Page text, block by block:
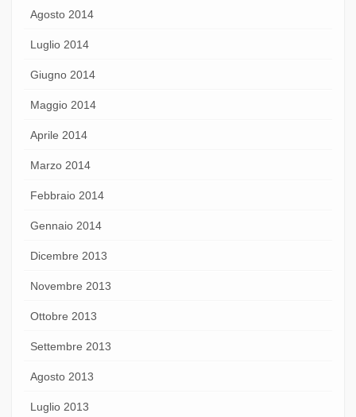
Agosto 2014
Luglio 2014
Giugno 2014
Maggio 2014
Aprile 2014
Marzo 2014
Febbraio 2014
Gennaio 2014
Dicembre 2013
Novembre 2013
Ottobre 2013
Settembre 2013
Agosto 2013
Luglio 2013